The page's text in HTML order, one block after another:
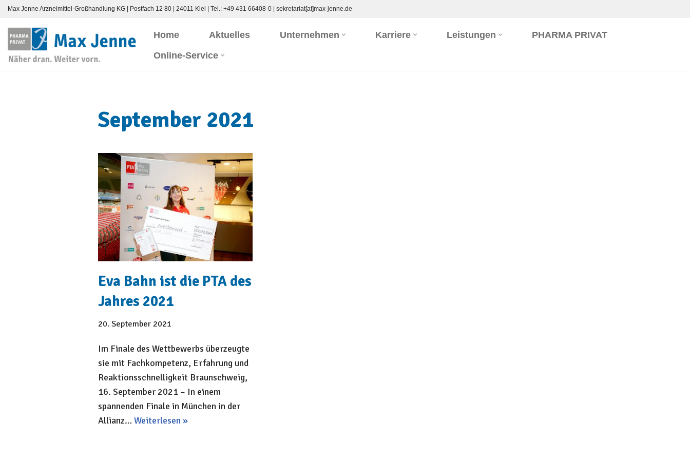
Zum
Inhalt
springen
Max Jenne Arzneimittel-Großhandlung KG | Postfach 12 80 | 24011 Kiel | Tel.: +49 431 66408-0 sekretariat[at]max-jenne.de
Home Aktuelles Unternehmen Karriere Leistungen
PHARMA PRIVAT
Online-Service
September 2021
Eva Bahn ist die PTA des
Jahres 2021
20. September 2021
Im Finale des Wettbewerbs überzeugte
sie mit Fachkompetenz, Erfahrung und
Reaktionsschnelligkeit Braunschweig,
16. September 2021 – In einem
spannenden Finale in München in der
Allianz… Weiterlesen »